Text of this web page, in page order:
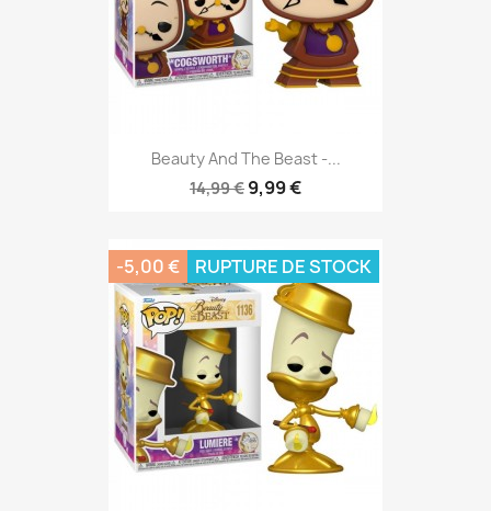
Beauty And The Beast -...
14,99 € 9,99 €
-5,00 € RUPTURE DE STOCK